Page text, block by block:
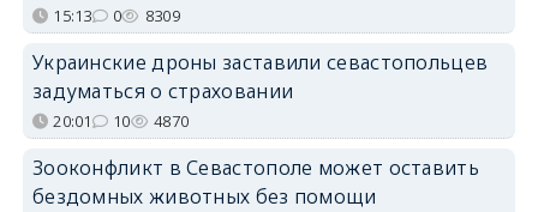
15:13 0 8309
Украинские дроны заставили севастопольцев
задуматься о страховании
20:01 10 4870
Зооконфликт в Севастополе может оставить
бездомных животных без помощи